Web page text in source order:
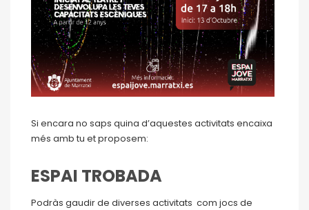
Si encara no saps quina d’aquestes activitats encaixa
més amb tu et proposem:
ESPAI TROBADA
Podràs gaudir de diverses activitats com jocs de